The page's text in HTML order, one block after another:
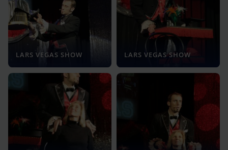
LARS VEGAS SHOW LARS VEGAS SHOW